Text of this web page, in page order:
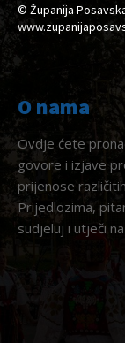
© Županija
O nama
Ovdje ćete
govore i izjave
prijenose
Prijedlozima,
sudjeluj i utječi